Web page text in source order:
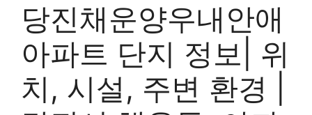
당진채운양우내안애
아파트 단지 정보| 위
치, 시설, 주변 환경 |